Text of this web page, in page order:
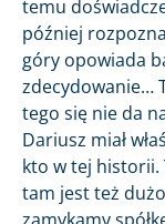
temu
później
góry opowiada
zdecydowanie…
tego się nie da
Dariusz miał
kto w tej historii.
tam jest też
zamykamy